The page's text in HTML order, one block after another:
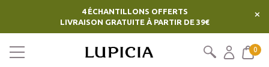
4 ÉCHANTILLONS OFFERTS
LIVRAISON GRATUITE À PARTIR DE 39€
×
0